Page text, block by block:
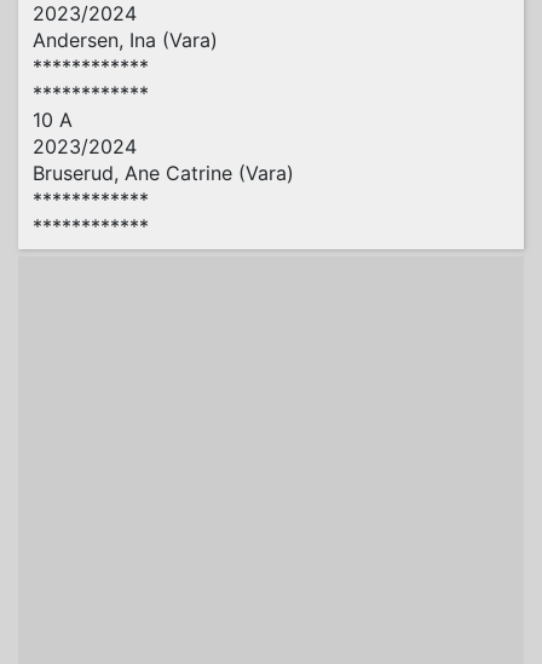
2023/2024
Andersen, Ina (Vara)
************
************
10 A
2023/2024
Bruserud, Ane Catrine (Vara)
************
************